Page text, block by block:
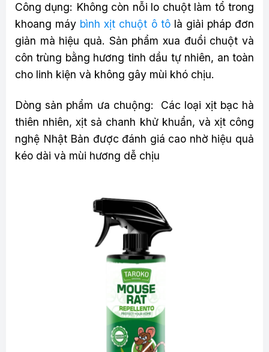
Công dụng: Không còn nỗi lo chuột làm tổ trong
khoang máy bình xịt chuột ô tôlà giải pháp đơn
giản mà hiệu quả. Sản phẩm xua đuổi chuột và
côn trùng bằng hương tinh dầu tự nhiên, an toàn
cho linh kiện và không gây mùi khó chịu.
Dòng sản phẩm ưa chuộng: Các loại xịt bạc hà
thiên nhiên, xịt sả chanh khử khuẩn, và xịt công
nghệ Nhật Bản được đánh giá cao nhờ hiệu quả
kéo dài và mùi hương dễ chịu